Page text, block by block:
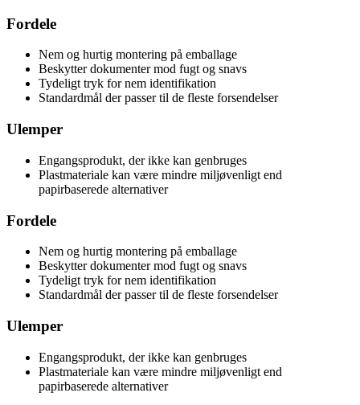
Fordele
Nem og hurtig montering på emballage
Beskytter dokumenter mod fugt og snavs
Tydeligt tryk for nem identifikation
Standardmål der passer til de fleste forsendelser
Ulemper
Engangsprodukt, der ikke kan genbruges
Plastmateriale kan være mindre miljøvenligt end
papirbaserede alternativer
Fordele
Nem og hurtig montering på emballage
Beskytter dokumenter mod fugt og snavs
Tydeligt tryk for nem identifikation
Standardmål der passer til de fleste forsendelser
Ulemper
Engangsprodukt, der ikke kan genbruges
Plastmateriale kan være mindre miljøvenligt end
papirbaserede alternativer